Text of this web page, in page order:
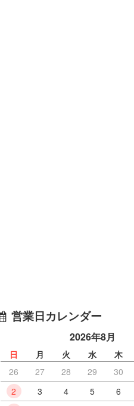
営業日カレンダー
2026年8月
日 月 火 水 木
26
27 28 29 30
2
3 4 5 6